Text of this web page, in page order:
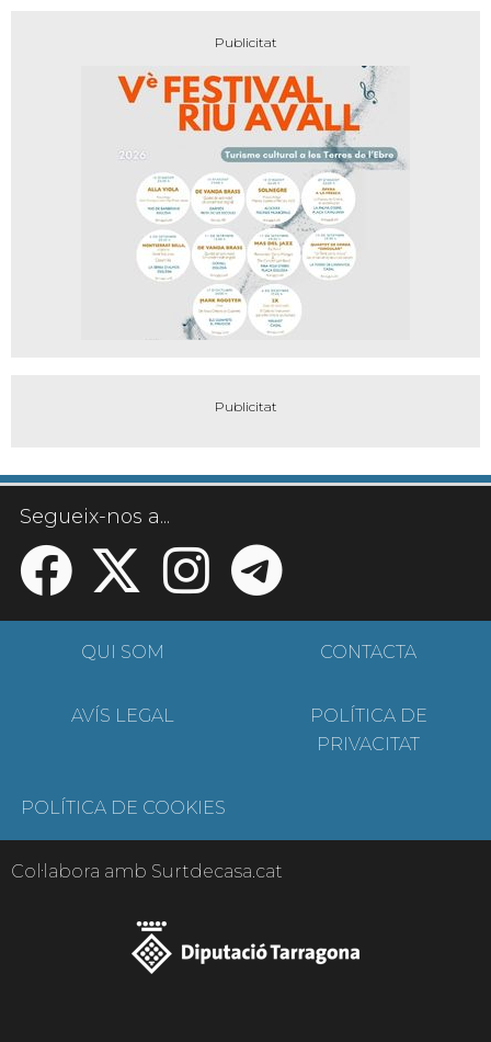
Segueix-nos a...
QUI SOM CONTACTA
AVÍS LEGAL
POLÍTICA DE
PRIVACITAT
POLÍTICA DE COOKIES
Col·labora amb Surtdecasa.cat